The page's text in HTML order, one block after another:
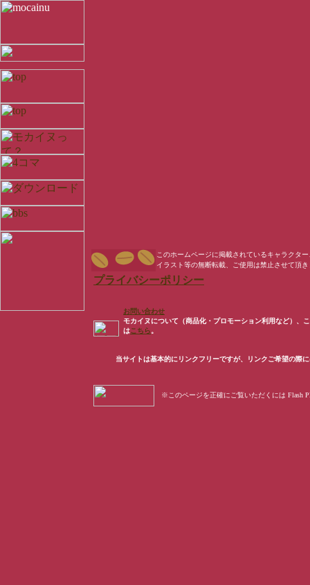
このホームページに掲載されているキャラクター
イラスト等の無断転載、ご使用は禁止させて頂
プライバシーポリシー
お問い合わせ
モカイヌについて（商品化・プロモーション利用など）、
はこちら。
当サイトは基本的にリンクフリーですが、リンクご希望の際
※このページを正確にご覧いただくには Flash